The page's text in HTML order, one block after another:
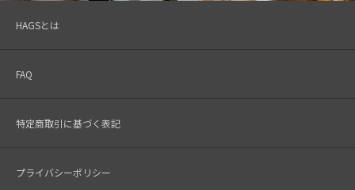
HAGSとは
FAQ
特定商取引に基づく表記
プライバシーポリシー